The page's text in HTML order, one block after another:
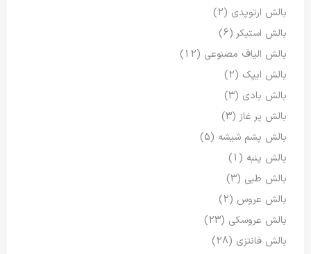
بالش ارتوپدی (2)
بالش استیکر (6)
بالش الیاف مصنوعی (12)
بالش ایپک (2)
بالش بادی (3)
بالش پر غاز (3)
بالش پشم شیشه (5)
بالش پنبه (1)
بالش طبی (3)
بالش عروس (2)
بالش عروسکی (23)
بالش فانتزی (28)